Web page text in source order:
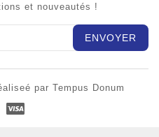
et nouveautés !
par Tempus Donum